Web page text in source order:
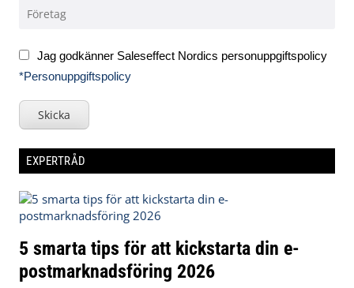
Jag godkänner Saleseffect Nordics personuppgiftspolicy
*Personuppgiftspolicy
Skicka
EXPERTRÅD
5 smarta tips för att kickstarta din e-
postmarknadsföring 2026